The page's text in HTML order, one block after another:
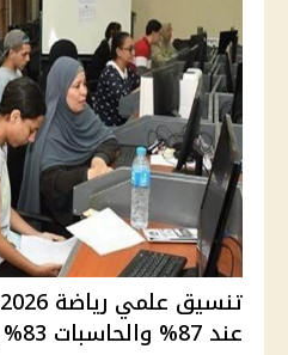
عند 87% والحاسبات 83% وأماكن بال...